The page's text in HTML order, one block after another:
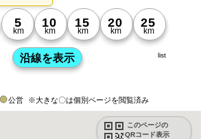
公営 ※大きな〇は個別ページを閲覧済み
このページの
QRコード表示
list